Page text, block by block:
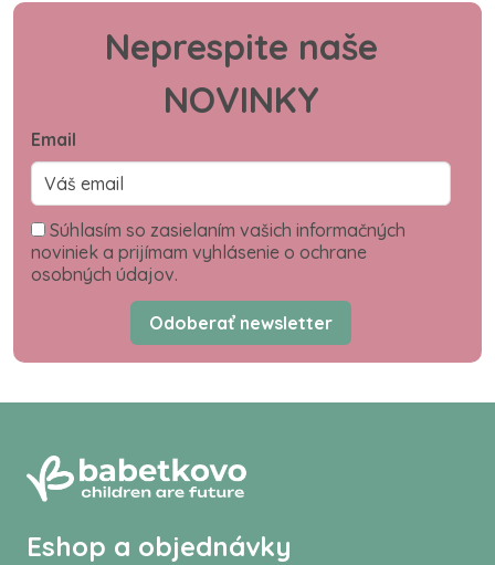
Neprespite naše
NOVINKY
Email
Súhlasím so zasielaním vašich informačných
noviniek a prijímam vyhlásenie o ochrane
osobných údajov.
Odoberať newsletter
Eshop a objednávky